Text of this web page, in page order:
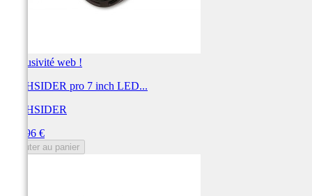
Exclusivité web !
HIGHSIDER pro 7 inch LED...
HIGHSIDER
349,96 €
Ajouter au panier